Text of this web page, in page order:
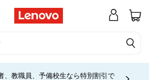
スキップする
、教職員、予備校生なら特別割引で